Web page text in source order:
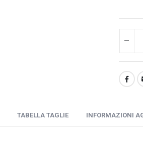
TABELLA TAGLIE INFORMAZIONI